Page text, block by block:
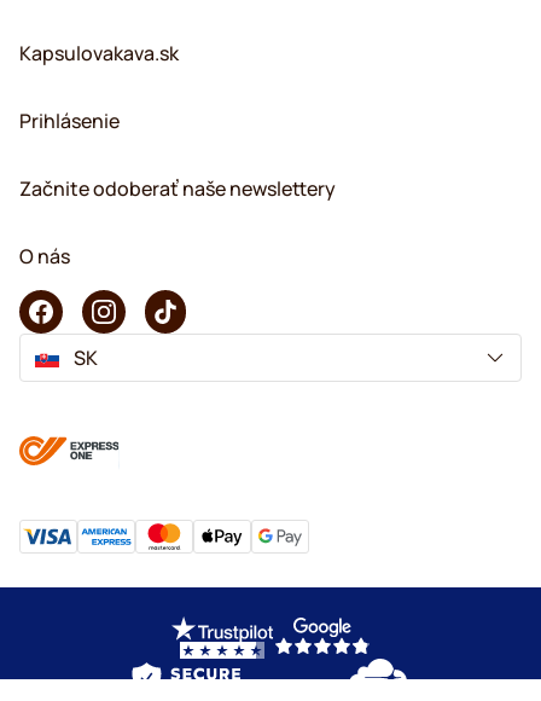
Kapsulovakava.sk
Prihlásenie
Začnite odoberať naše newslettery
O nás
SK